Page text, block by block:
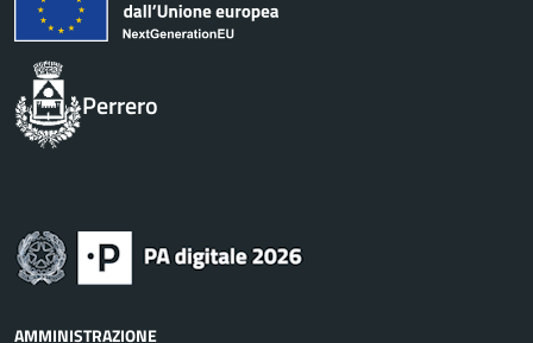
Perrero
AMMINISTRAZIONE